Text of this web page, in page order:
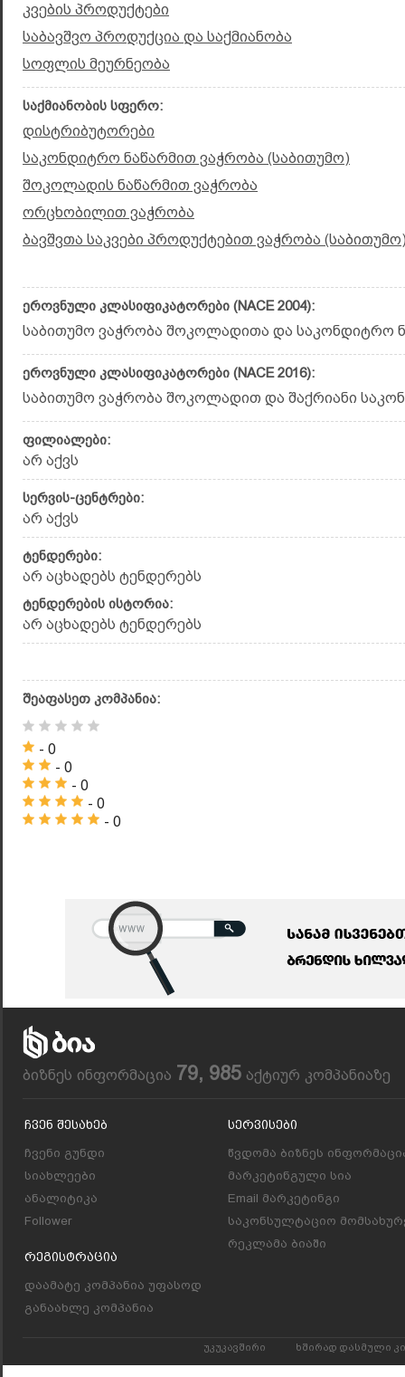
კვების პროდუქტები
საბავშვო პროდუქცია და საქმიანობა
სოფლის მეურნეობა
საქმიანობის სფერო:
დისტრიბუტორები
საკონდიტრო ნაწარმით ვაჭრობა (საბითუმო)
შოკოლადის ნაწარმით ვაჭრობა
ორცხობილით ვაჭრობა
ბავშვთა საკვები პროდუქტებით ვაჭრობა
ეროვნული კლასიფიკატორები (NACE 2004):
საბითუმო ვაჭრობა შოკოლადითა და საკონდიტრო
ეროვნული კლასიფიკატორები (NACE 2016):
საბითუმო ვაჭრობა შოკოლადით და შაქრიანი
ფილიალები:
არ აქვს
სერვის-ცენტრები:
არ აქვს
ტენდერები:
არ აცხადებს ტენდერებს
ტენდერების ისტორია:
არ აცხადებს ტენდერებს
შეაფასეთ კომპანია:
- 0
- 0
- 0
- 0
- 0
ბიზნეს ინფორმაცია 79, 985 აქტიურ კომპანიაზე
Ჩვენ Შესახებ
ჩვენი გუნდი
სიახლეები
ანალიტიკა
Follower
Რეგისტრაცია
დაამატე კომპანია უფასოდ
განაახლე კომპანია
Სერვისები
წვდომა ბიზნეს
მარკეტინგული სია
Email მარკეტინგი
საკონსულტაციო
რეკლამა ბიაში
უკუკავშირი ხშირად დასმული